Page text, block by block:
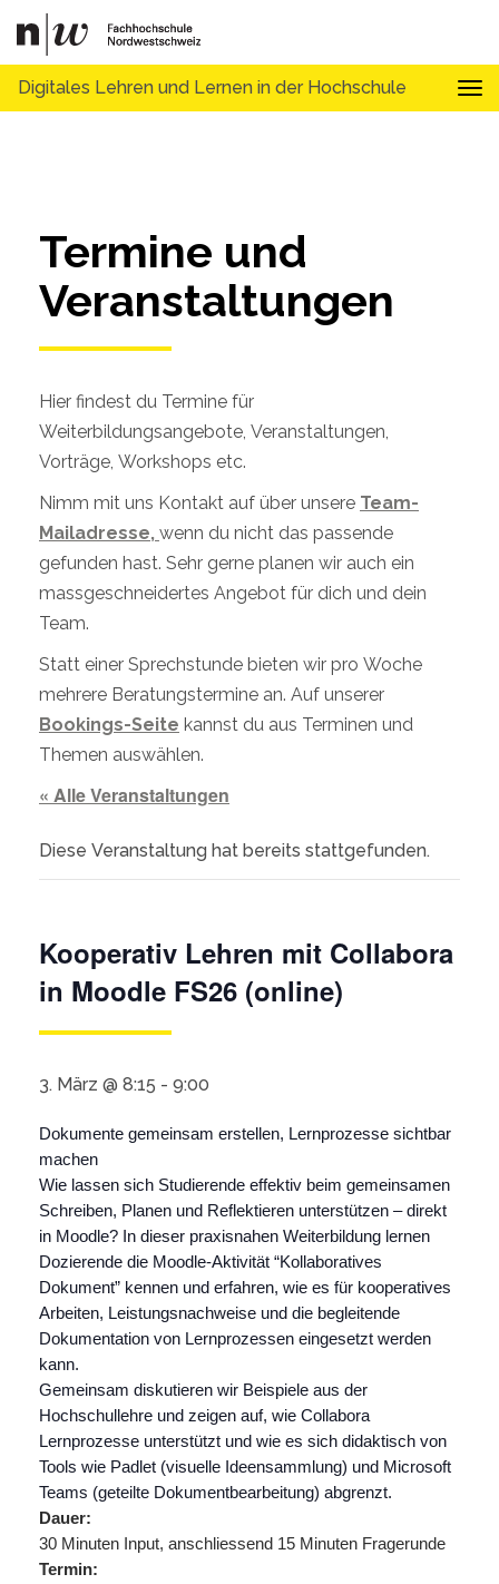
Digitales Lehren und Lernen in der Hochschule
Termine und
Veranstaltungen
Hier findest du Termine für
Weiterbildungsangebote, Veranstaltungen,
Vorträge, Workshops etc.
Nimm mit uns Kontakt auf über unsere Team-
Mailadresse, wenn du nicht das passende
gefunden hast. Sehr gerne planen wir auch ein
massgeschneidertes Angebot für dich und dein
Team.
Statt einer Sprechstunde bieten wir pro Woche
mehrere Beratungstermine an. Auf unserer
Bookings-Seite kannst du aus Terminen und
Themen auswählen.
« Alle Veranstaltungen
Diese Veranstaltung hat bereits stattgefunden.
Kooperativ Lehren mit Collabora
in Moodle FS26 (online)
3. März @ 8:15 - 9:00
Dokumente gemeinsam erstellen, Lernprozesse sichtbar
machen
Wie lassen sich Studierende effektiv beim gemeinsamen
Schreiben, Planen und Reflektieren unterstützen – direkt
in Moodle? In dieser praxisnahen Weiterbildung lernen
Dozierende die Moodle-Aktivität “Kollaboratives
Dokument” kennen und erfahren, wie es für kooperatives
Arbeiten, Leistungsnachweise und die begleitende
Dokumentation von Lernprozessen eingesetzt werden
kann.
Gemeinsam diskutieren wir Beispiele aus der
Hochschullehre und zeigen auf, wie Collabora
Lernprozesse unterstützt und wie es sich didaktisch von
Tools wie Padlet (visuelle Ideensammlung) und Microsoft
Teams (geteilte Dokumentbearbeitung) abgrenzt.
Dauer:
30 Minuten Input, anschliessend 15 Minuten Fragerunde
Termin: